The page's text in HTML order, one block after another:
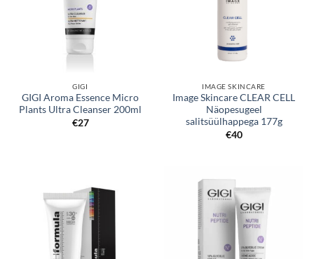
GIGI
GIGI Aroma Essence Micro
Plants Ultra Cleanser 200ml
€27
IMAGE SKINCARE
Image Skincare CLEAR CELL
Näopesugeel
salitsüülhappega 177g
€40